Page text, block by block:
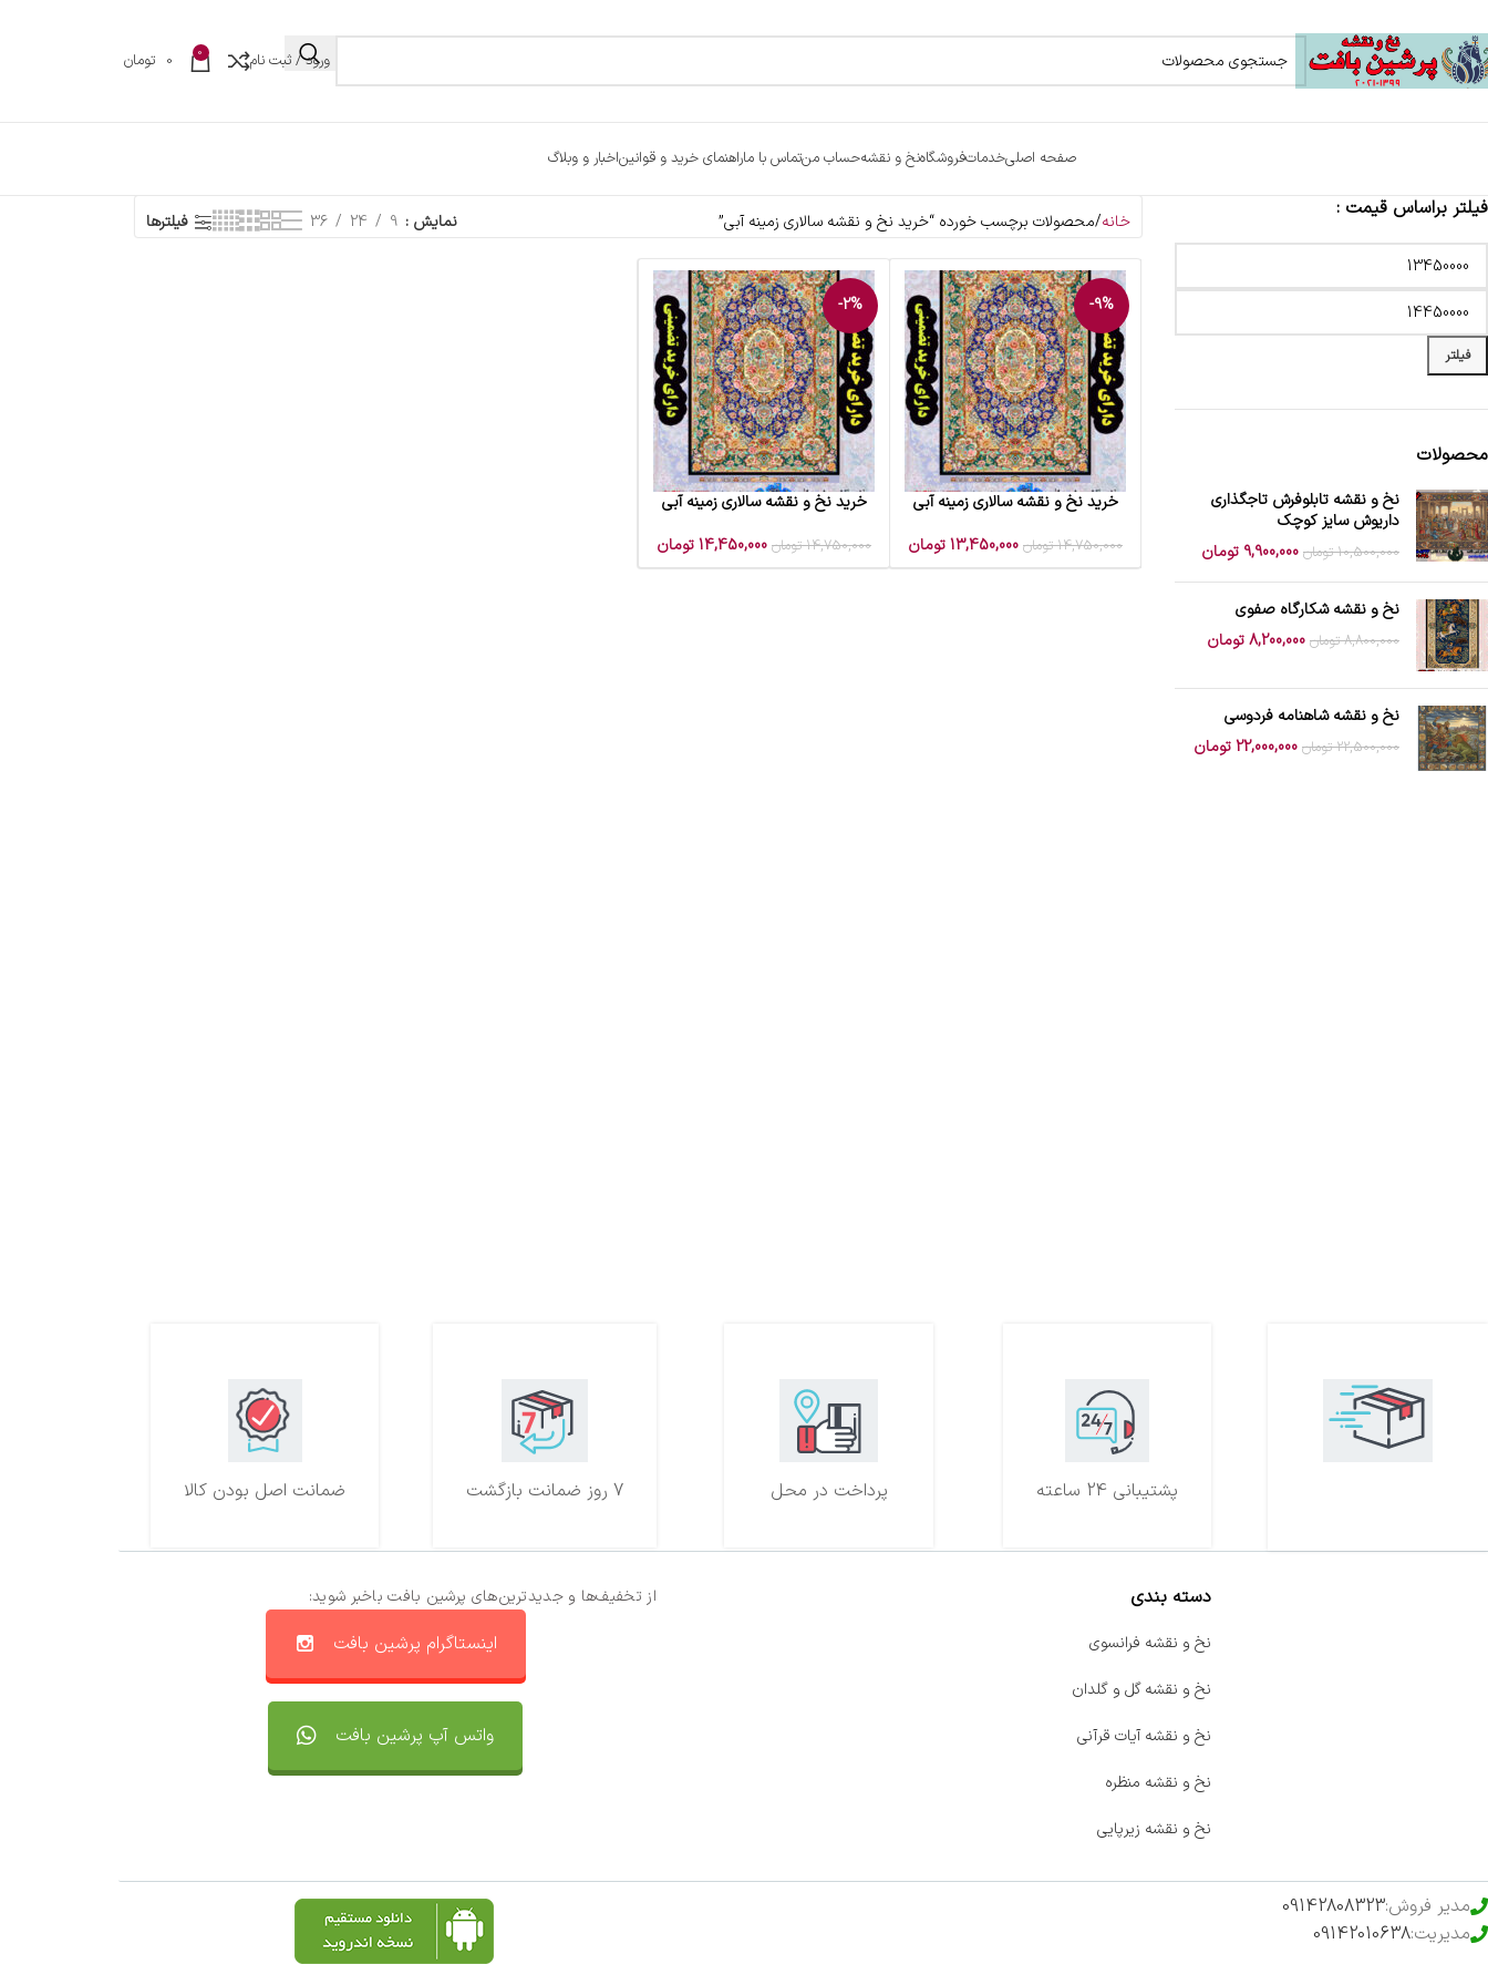
ورود / ثبت نام 0
0 تومان
صفحه اصلیخدماتفروشگاهنخ و نقشهحساب منتماس با ماراهنمای خرید و قوانیناخبار و وبلاگ
فیلتر براساس قیمت :
فیلتر
محصولات
نخ و نقشه تابلوفرش تاجگذاری
داریوش سایز کوچک
10,500,000 تومان 9,900,000 تومان
نخ و نقشه شکارگاه صفوی
8,800,000 تومان 8,200,000تومان
نخ و نقشه شاهنامه فردوسی
22,500,000 تومان 22,000,000تومان
خانه محصولات برچسب خورده “خرید نخ و نقشه سالاری زمینه آبی” نمایش 9
24
36 فیلترها
-9%
افزودن به سبد خرید
خرید نخ و نقشه سالاری زمینه آبی
14,750,000 تومان 13,450,000تومان
-2%
افزودن به سبد خرید
خرید نخ و نقشه سالاری زمینه آبی
14,750,000 تومان 14,450,000تومان
ضمانت اصل بودن کالا 7 روز ضمانت بازگشت پرداخت در محل پشتیبانی 24 ساعته
از تخفیف‌ها و جدیدترین‌های پرشین بافت باخبر شوید:
اینستاگرام پرشین بافت
واتس آپ پرشین بافت
دسته بندی
نخ و نقشه فرانسوی
نخ و نقشه گل و گلدان
نخ و نقشه آیات قرآنی
نخ و نقشه منظره
نخ و نقشه زیرپایی
مدیر فروش:09142808323
مدیریت:09142010638